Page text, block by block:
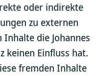
oder indirekte
zu externen
die Johannes
keinen Einfluss hat.
fremden Inhalte